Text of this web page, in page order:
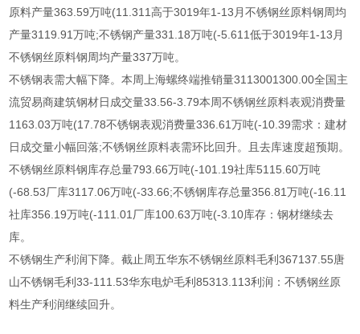
原料产量363.59万吨(11.311高于3019年1-13月不锈钢丝原料钢周均
产量3119.91万吨;不锈钢产量331.18万吨(-5.611低于3019年1-13月
不锈钢丝原料钢周均产量337万吨。
不锈钢表需大幅下降。本周上海螺终端推销量3113001300.00全国主
流贸易商建筑钢材日成交量33.56-3.79本周不锈钢丝原料表观消费量
1163.03万吨(17.78不锈钢表观消费量336.61万吨(-10.39需求：建材
日成交量小幅回落;不锈钢丝原料表需环比回升。且去库速度超预期。
不锈钢丝原料钢库存总量793.66万吨(-101.19社库5115.60万吨
(-68.53厂库3117.06万吨(-33.66;不锈钢库存总量356.81万吨(-16.11
社库356.19万吨(-111.01厂库100.63万吨(-3.10库存：钢材继续去
库。
不锈钢生产利润下降。截止周五华东不锈钢丝原料毛利367137.55唐
山不锈钢毛利33-111.53华东电炉毛利85313.113利润：不锈钢丝原
料生产利润继续回升。